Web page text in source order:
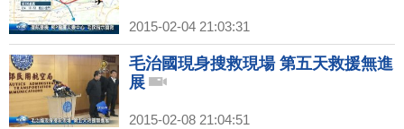
2015-02-04 21:03:31
毛治國現身搜救現場 第五天救援無進
展
2015-02-08 21:04:51